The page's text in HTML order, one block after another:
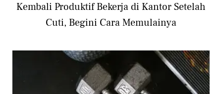
Kembali Produktif Bekerja di Kantor Setelah
Cuti, Begini Cara Memulainya